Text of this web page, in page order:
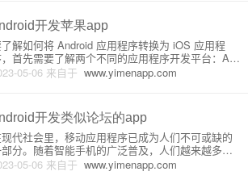
开发苹果app
05-06 来自于 www.yimenapp.com
解如何将 Android 应用程序转换为 iOS 应用程
首先需要了解两个不同的应用程序开发平台：An
和 iOS。Android 平台由 Google 开发，是一种
对移动设备的操作系统。它是一个开放式系统，允
开发类似论坛的app
05-06 来自于 www.yimenapp.com
代社会里，移动应用程序已成为人们不可或缺的
分。随着智能手机的广泛普及，人们越来越多地
移动应用程序来与他人进行沟通和交流，建立社
并分享信息。其中，类似论坛的应用程序在网民中